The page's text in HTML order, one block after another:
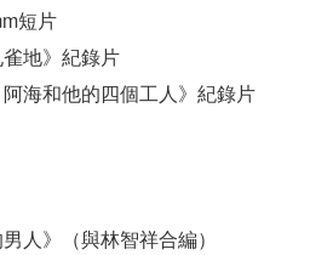
短片
地》紀錄片
海和他的四個工人》紀錄片
人》（與林智祥合編）